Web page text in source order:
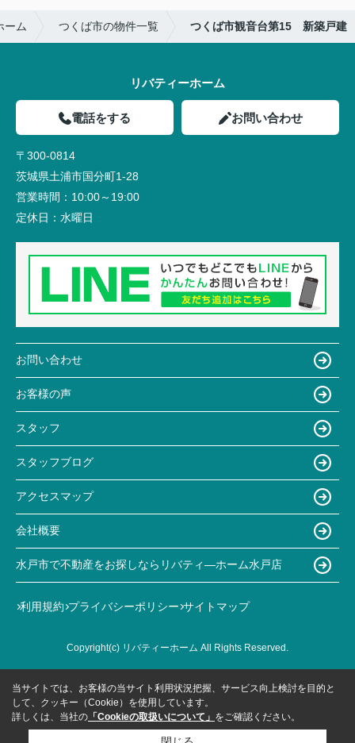
ーム つくば市の物件一覧 つくば市観音台第15 新築戸建
リバティーホーム
電話をする お問い合わせ
〒300-0814
茨城県土浦市国分町1-28
営業時間： 10:00～19:00
定休日： 水曜日
お問い合わせ
お客様の声
スタッフ
スタッフブログ
アクセスマップ
会社概要
水戸市で不動産をお探しならリバティ―ホーム水戸店
利用規約 プライバシーポリシー サイトマップ
Copyright(c) リバティーホーム All Rights Reserved.
当サイトでは、お客様の当サイト利用状況把握、サービス向上検討を目的と
して、クッキー（Cookie）を使用しています。
詳しくは、当社の 「Cookieの取扱いについて」 をご確認ください。